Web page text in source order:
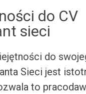
do CV
sieci
do
Sieci jest
to